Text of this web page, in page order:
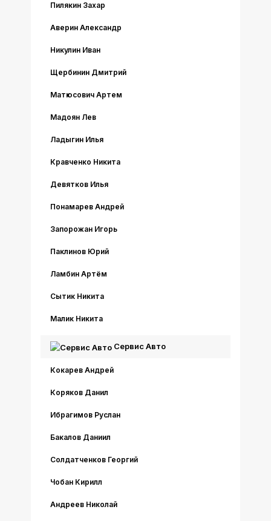
Пилякин Захар
Аверин Александр
Никулин Иван
Щербинин Дмитрий
Матюсович Артем
Мадоян Лев
Ладыгин Илья
Кравченко Никита
Девятков Илья
Понамарев Андрей
Запорожан Игорь
Паклинов Юрий
Ламбин Артём
Сытик Никита
Малик Никита
Сервис Авто
Кокарев Андрей
Коряков Данил
Ибрагимов Руслан
Бакалов Даниил
Солдатченков Георгий
Чобан Кирилл
Андреев Николай